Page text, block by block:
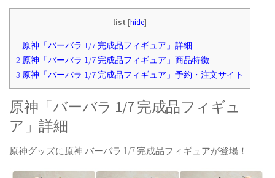
list [hide]
1 原神「バーバラ 1/7 完成品フィギュア」詳細
2 原神「バーバラ 1/7 完成品フィギュア」商品特徴
3 原神「バーバラ 1/7 完成品フィギュア」予約・注文サイト
原神「バーバラ 1/7 完成品フィギュ
ア」詳細
原神グッズに原神 バーバラ 1/7 完成品フィギュアが登場！